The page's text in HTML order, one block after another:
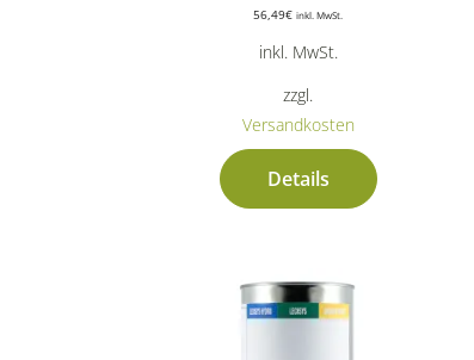
56,49€ inkl. MwSt.
inkl. MwSt.
zzgl.
Versandkosten
Details